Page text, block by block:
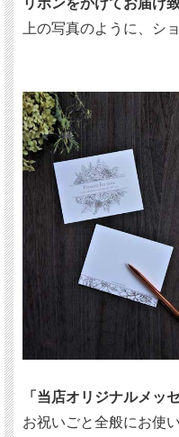
上の写真のように、シ
「当店オリジナルメッ
お祝いごと全般にお使